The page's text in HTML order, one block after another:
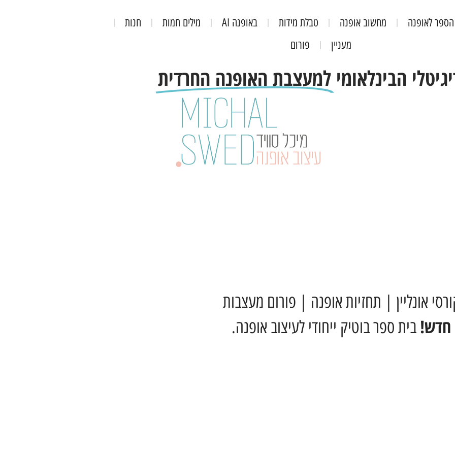
לאופנה מחשוב אופנה טבלת מידות באופנה AI מילים חמות
חנות
מעניין
פורום
חנות
מעניין פורום הבינלאומי למעצבת האופנה החרדית
אונליין | תחזיות אופנה | פורום מעצבות
חדש! בית ספר בוטיק ייחודי לעיצוב אופנה.